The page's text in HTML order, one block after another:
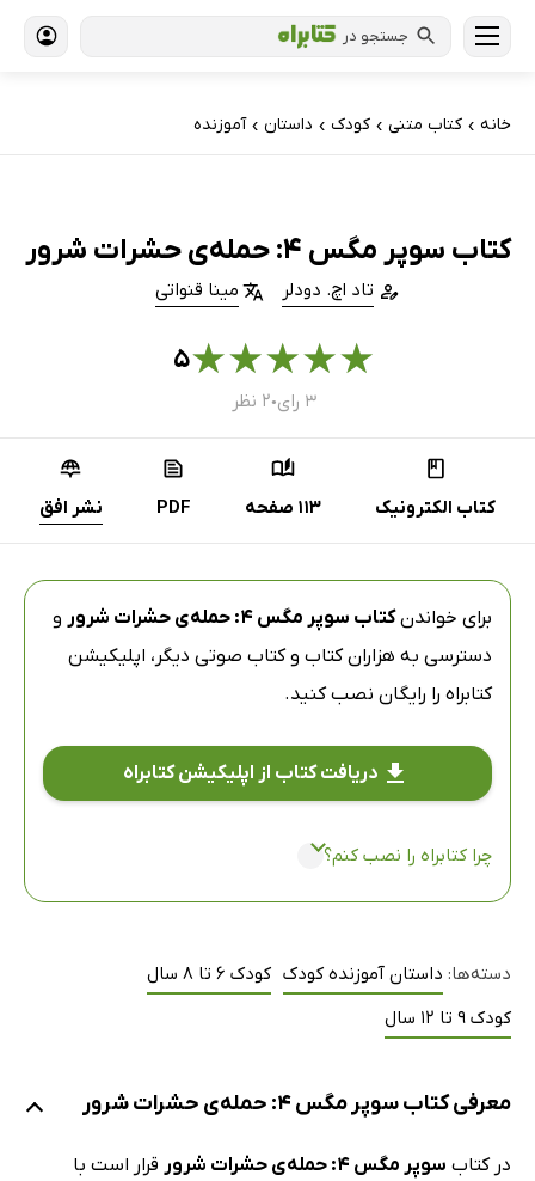
جستجو در
خانه › کتاب‌ متنی › کودک › داستان › آموزنده
کتاب سوپر مگس 4: حمله‌ی حشرات شرور
تاد اچ. دودلر مینا قنواتی
★
★
★
★
★۵
۳ رای ● ۲ نظر
کتاب الکترونیک 113 صفحه PDF نشر افق
برای خواندنکتاب سوپر مگس 4: حمله‌ی حشرات شرور
و
دسترسی به هزاران کتاب و کتاب صوتی دیگر، اپلیکیشن
کتابراه را رایگان نصب کنید.
دریافت کتاب از اپلیکیشن کتابراه
چرا کتابراه را نصب کنم؟
دسته‌ها: داستان آموزنده کودک کودک 6 تا 8 سال
کودک 9 تا 12 سال
معرفی کتاب سوپر مگس 4: حمله‌ی حشرات شرور
در کتاب سوپر مگس 4: حمله‌ی حشرات شرور
قرار است با